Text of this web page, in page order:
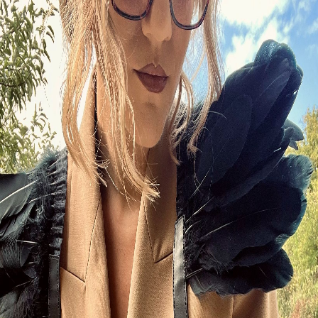
Početna KaiševiTorbeNovčaniciDodaciO namaProgram
lojalnosti
←Nazad na listuŽenski kaiš
Pogledaj u punoj veličini
Photo 1
Photo 2 Photo 3
Ženski kaiš
Zana belt
180 KM
Model koji definitivno privlači poglede. Ekstravagantan,
drugačiji i poseban. Učvršćen sa tregerima a ukrašen sa
perjem idealan za neobične događaje. Model je moguće
izraditi u boji po želji.
Kako naručiti